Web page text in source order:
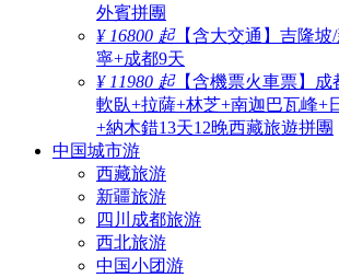
外賓拼團
¥ 16800 起【含大交通】吉隆
寧+成都9天
¥ 11980 起【含機票火車票】成
軟臥+拉薩+林芝+南迦巴瓦峰+
+納木錯13天12晚西藏旅遊拼團
中国城市游
西藏旅游
新疆旅游
四川成都旅游
西北旅游
中国小团游